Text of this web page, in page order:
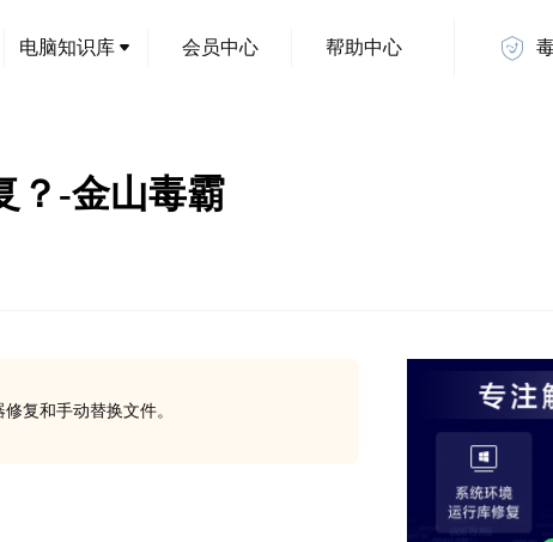
电脑知识库 会员中心 帮助中心
？-金山毒霸
复和手动替换文件。